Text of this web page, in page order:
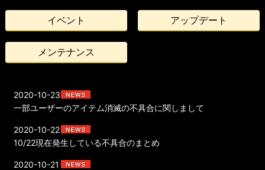
イベント アップデート
メンテナンス
一部ユーザーのアイテム消滅の不具合に関しまして
2020-10-23
10/22現在発生している不具合のまとめ
2020-10-22
2020-10-21